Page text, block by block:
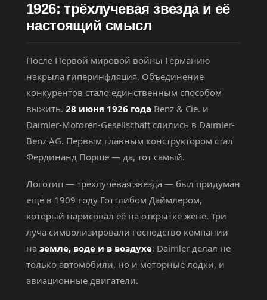
1926: трёхлучевая звезда и её
настоящий смысл
После Первой мировой войны Германию
накрыла гиперинфляция. Объединение
конкурентов стало единственным способом
выжить. 28 июня 1926 года Benz & Cie. и
Daimler-Motoren-Gesellschaft слились в Daimler-
Benz AG. Первым главным конструктором стал
Фердинанд Порше — да, тот самый.
Логотип — трёхлучевая звезда — был придуман
ещё в 1909 году Готтлибом Даймлером,
который нарисовал её на открытке жене. Три
луча символизировали господство компании
на земле, воде и в воздухе: Daimler делал не
только автомобили, но и моторные лодки, и
авиационные двигатели.